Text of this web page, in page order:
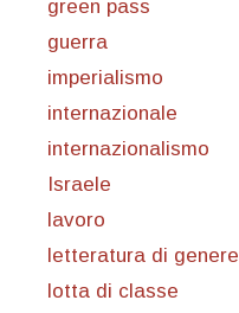
green pass
guerra
imperialismo
internazionale
internazionalismo
Israele
lavoro
letteratura di genere
lotta di classe